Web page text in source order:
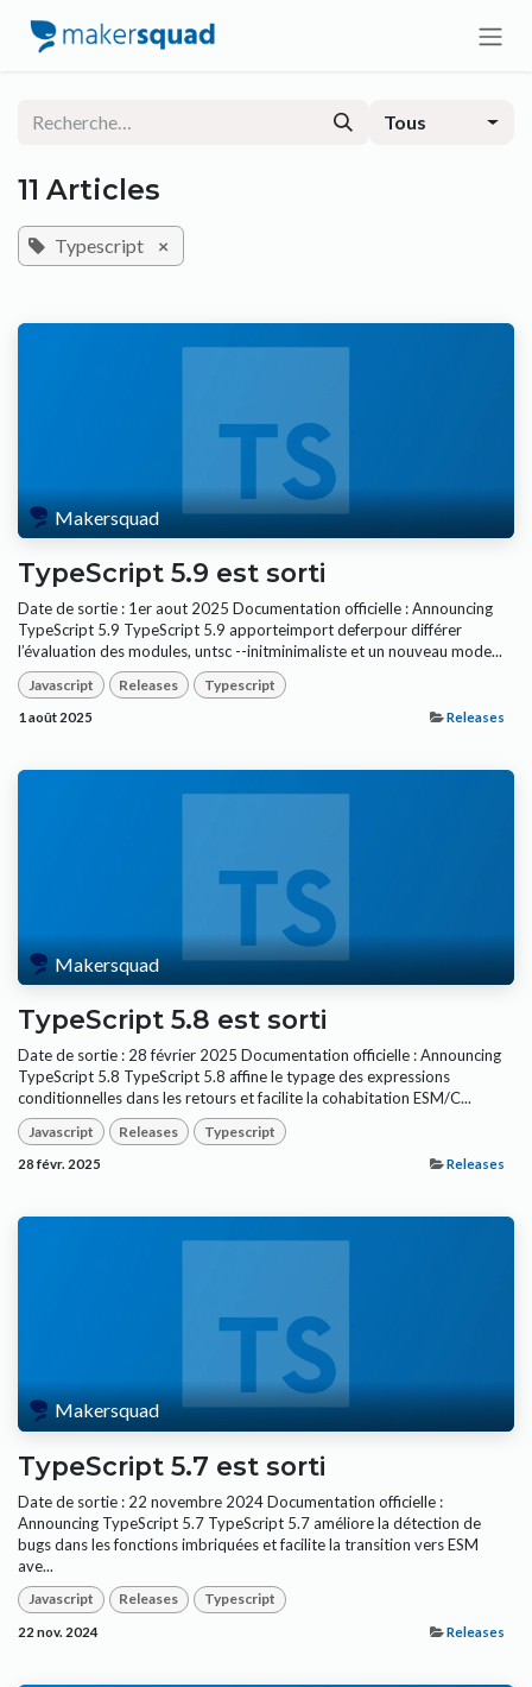
Tous
11 Articles
Typescript ×
Makersquad
TypeScript 5.9 est sorti
Date de sortie : 1er aout 2025 Documentation officielle : Announcing
TypeScript 5.9 TypeScript 5.9 apporteimport deferpour différer
l’évaluation des modules, untsc --initminimaliste et un nouveau mode...
Javascript Releases Typescript
1 août 2025 Releases
Makersquad
TypeScript 5.8 est sorti
Date de sortie : 28 février 2025 Documentation officielle : Announcing
TypeScript 5.8 TypeScript 5.8 affine le typage des expressions
conditionnelles dans les retours et facilite la cohabitation ESM/C...
Javascript Releases Typescript
28 févr. 2025 Releases
Makersquad
TypeScript 5.7 est sorti
Date de sortie : 22 novembre 2024 Documentation officielle :
Announcing TypeScript 5.7 TypeScript 5.7 améliore la détection de
bugs dans les fonctions imbriquées et facilite la transition vers ESM
ave...
Javascript Releases Typescript
22 nov. 2024 Releases